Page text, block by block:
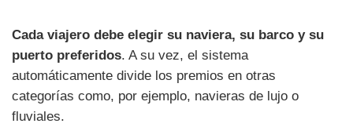
Cada viajero debe elegir su naviera, su barco y su
puerto preferidos. A su vez, el sistema
automáticamente divide los premios en otras
categorías como, por ejemplo, navieras de lujo o
fluviales.